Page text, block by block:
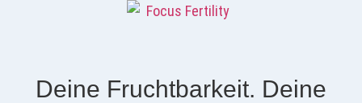
Deine Fruchtbarkeit. Deine